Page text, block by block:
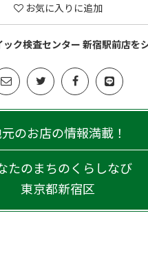
お気に入りに追加
ック検査センター 新宿駅前店を
のお店の情報満載！
たのまちのくらしなび
東京都新宿区